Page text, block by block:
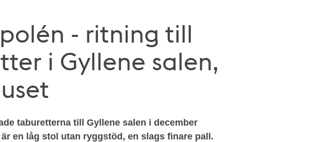
- ritning till
i Gyllene salen,
taburetterna till Gyllene salen i december
är en låg stol utan ryggstöd, en slags finare pall.